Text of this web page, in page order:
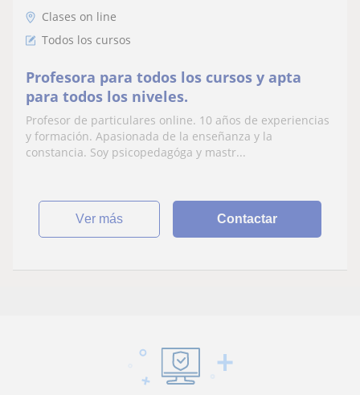
Clases on line
Todos los cursos
Profesora para todos los cursos y apta
para todos los niveles.
Profesor de particulares online. 10 años de experiencias
y formación. Apasionada de la enseñanza y la
constancia. Soy psicopedagóga y mastr...
ver más Contactar